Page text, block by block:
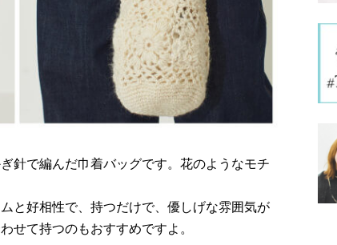
針で編んだ巾着バッグです。花のようなモチ
と好相性で、持つだけで、優しげな雰囲気が
せて持つのもおすすめですよ。